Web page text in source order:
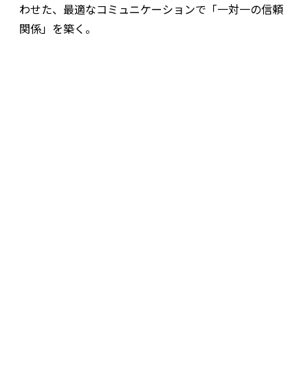
わせた、最適なコミュニケーションで「一対一の信頼
関係」を築く。